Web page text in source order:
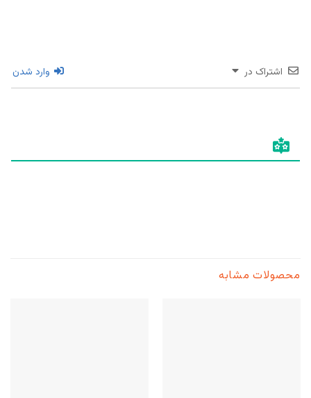
اشتراک در وارد شدن
محصولات مشابه